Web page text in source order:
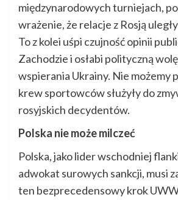
międzynarodowych turniejach,
wrażenie, że relacje z Rosją
To z kolei uśpi czujność opinii
Zachodzie i osłabi polityczną
wspierania Ukrainy. Nie możemy
krew sportowców służyły do
rosyjskich decydentów.
Polska nie może milczeć
Polska, jako lider wschodniej
adwokat surowych sankcji, musi
ten bezprecedensowy krok